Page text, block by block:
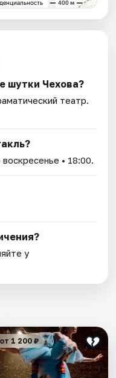
шутки Чехова?
театр.
воскресенье • 18:00.
у
от 1 200 ₽